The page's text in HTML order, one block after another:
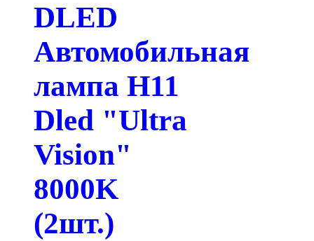
DLED
Автомобильная
лампа H11
Dled "Ultra
Vision"
8000K
(2шт.)